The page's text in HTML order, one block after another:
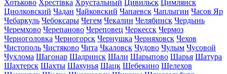
Хотьково Хрестівка Хрустальный Цивильск Цимлянск
Циолковский Чадан Чайковский Чапаевск Чаплыгин Часов Яр
Чебаркуль Чебоксары Чегем Чекалин Челябинск Чердынь
Черемхово Черепаново Череповец Черкесск Чермоз
Черноголовка Черногорск Чернушка Черняховск Чехов
Чистополь Чистяково Чита Чкаловск Чудово Чулым Чусовой
Чухлома Шагонар Шадринск Шали Шарыпово Шарья Шатура
Шахтерск Шахты Шахунья Шацк Шебекино Шелехов